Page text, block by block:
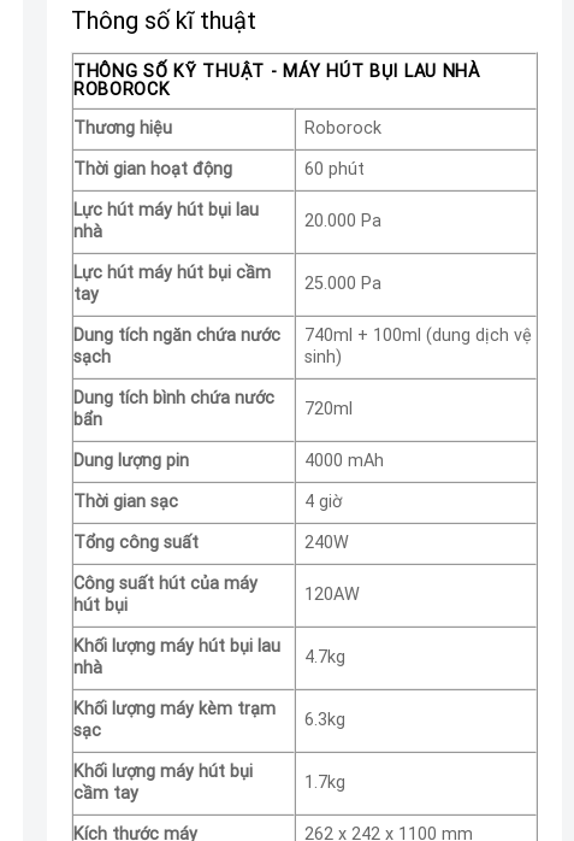
Thông số kĩ thuật
THÔNG SỐ KỸ THUẬT - MÁY HÚT BỤI LAU NHÀ
ROBOROCK
Thương hiệu
Roborock
Thời gian hoạt động
60 phút
Lực hút máy hút bụi lau
nhà
20.000 Pa
Lực hút máy hút bụi cầm
tay
25.000 Pa
Dung tích ngăn chứa nước
sạch
740ml + 100ml (dung dịch vệ
sinh)
Dung tích bình chứa nước
bẩn
720ml
Dung lượng pin
4000 mAh
Thời gian sạc
4 giờ
Tổng công suất
240W
Công suất hút của máy
hút bụi
120AW
Khối lượng máy hút bụi lau
nhà
4.7kg
Khối lượng máy kèm trạm
sạc
6.3kg
Khối lượng máy hút bụi
cầm tay
1.7kg
Kích thước máy 262 x 242 x 1100 mm